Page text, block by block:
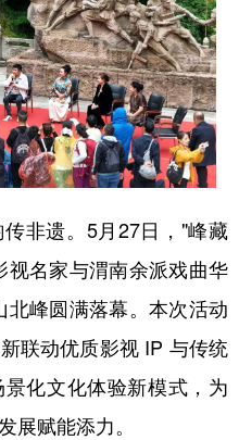
海南 重庆
云南 西藏
青海 宁夏
黑龙江
非遗。5月27日，"峰藏
名家与渭南余派戏曲华
峰圆满落幕。本次活动
联动优质影视 IP 与传统
化文化体验新模式，为
展赋能添力。